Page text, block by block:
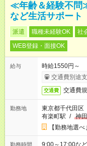
≪年齢＆経験不問
など生活サポート
派遣 職種未経験OK 社
WEB登録・面接OK
給与
時給1550円～
交通費別途
交通費 交通費
勤務地
東京都千代田区
有楽町駅 / 神
【勤務地選
勤務時間
9:00～17:00など ※ご希望の時間帯をご相談ください。 ※日勤、